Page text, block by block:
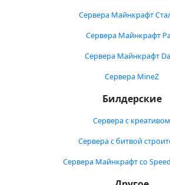
Сервера Майнкрафт
Сервера Майнкрафт
Сервера Майнкрафт
Сервера MineZ
Билдерские
Сервера с креативом
Сервера с битвой
Сервера Майнкрафт со